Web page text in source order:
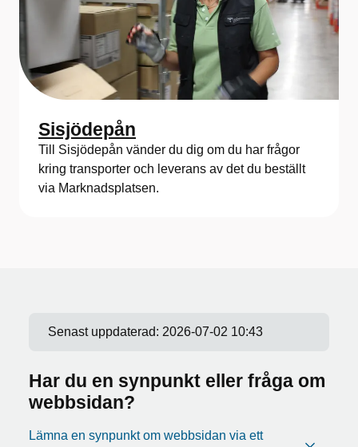
Sisjödepån
Till Sisjödepån vänder du dig om du har frågor
kring transporter och leverans av det du beställt
via Marknadsplatsen.
Senast uppdaterad: 2026-07-02 10:43
Har du en synpunkt eller fråga om
webbsidan?
Lämna en synpunkt om webbsidan via ett